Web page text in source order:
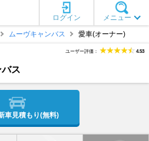
メニュー
ログイン
ムーヴキャンバス 愛車(オーナー)
ス
ユーザー評価： 4.53
見積もり(無料)